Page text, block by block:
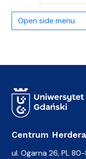
Open side menu
Centrum
ul. Ogarna 26, PL